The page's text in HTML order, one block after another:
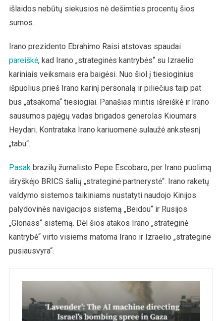
išlaidos nebūtų siekusios nė dešimties procentų šios
sumos.
Irano prezidento Ebrahimo Raisi atstovas spaudai
pareiškė, kad Irano „strateginės kantrybės“ su Izraelio
kariniais veiksmais era baigėsi. Nuo šiol į tiesioginius
išpuolius prieš Irano karinį personalą ir piliečius taip pat
bus „atsakoma“ tiesiogiai. Panašias mintis išreiškė ir Irano
sausumos pajėgų vadas brigados generolas Kioumars
Heydari. Kontrataka Irano kariuomenė sulaužė ankstesnį
„tabu“.
Pasakbrazilų žurnalisto Pepe Escobaro, per Irano puolimą
išryškėjo BRICS šalių „strateginė partnerystė“. Irano raketų
valdymo sistemos taikiniams nustatyti naudojo Kinijos
palydovinės navigacijos sistemą „Beidou“ ir Rusijos
„Glonass“ sistemą. Dėl šios atakos Irano „strateginė
kantrybė“ virto visiems matoma Irano ir Izraelio „strategine
pusiausvyra“.